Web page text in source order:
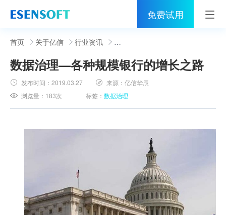
免费试用
首页
睿治
解决方案
伙伴
400-0011-866
首页 关于亿信 行业资讯
数据治理—各种规模银行的增长之路
发布时间：2019.03.27 来源：亿信华辰
浏览量： 183次 标签：数据治理